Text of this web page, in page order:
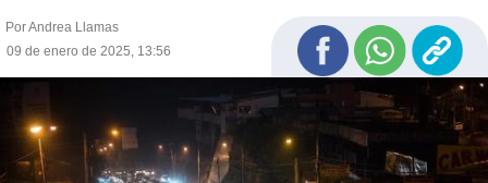
Por Andrea Llamas
09 de enero de 2025, 13:56